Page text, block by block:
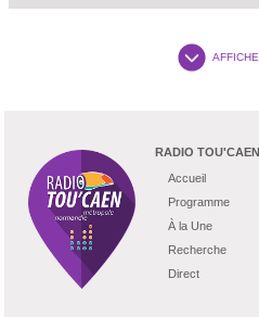
RADIO TOU'CAEN
Accueil
Programme
À la Une
Recherche
Direct